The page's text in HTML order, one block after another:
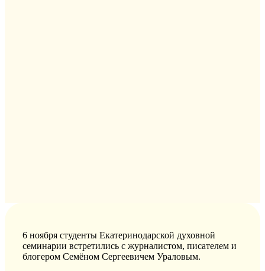
6 ноября студенты Екатеринодарской духовной
семинарии встретились с журналистом, писателем и
блогером Семёном Сергеевичем Ураловым.